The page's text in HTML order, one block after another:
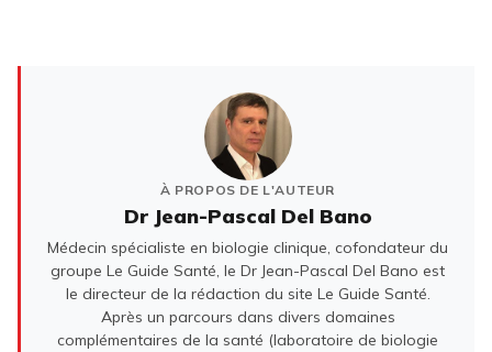
À PROPOS DE L'AUTEUR
Dr Jean-Pascal Del Bano
Médecin spécialiste en biologie clinique, cofondateur du
groupe Le Guide Santé, le Dr Jean-Pascal Del Bano est
le directeur de la rédaction du site Le Guide Santé.
Après un parcours dans divers domaines
complémentaires de la santé (laboratoire de biologie